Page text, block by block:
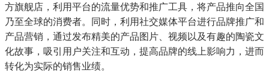
方旗舰店，利用平台的流量优势和推广工具，将产品推向全国
乃至全球的消费者。同时，利用社交媒体平台进行品牌推广和
产品营销，通过发布精美的产品图片、视频以及有趣的陶瓷文
化故事，吸引用户关注和互动，提高品牌的线上影响力，进而
转化为实际的销售业绩。